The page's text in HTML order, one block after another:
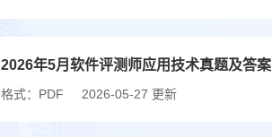
2026年5月软件评测师应用技术真题及答案
格式：PDF 2026-05-27 更新